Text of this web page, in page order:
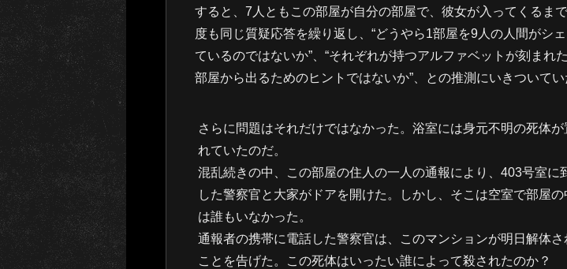
すると、7人ともこの部屋が自分の部屋で、彼女が入ってくるま
度も同じ質疑応答を繰り返し、“どうやら1部屋を9人の人間がシ
ているのではないか”、“それぞれが持つアルファベットが刻まれ
部屋から出るためのヒントではないか”、との推測にいきついてい
さらに問題はそれだけではなかった。浴室には身元不明の死体が
れていたのだ。
混乱続きの中、この部屋の住人の一人の通報により、403号室に
した警察官と大家がドアを開けた。しかし、そこは空室で部屋の
は誰もいなかった。
通報者の携帯に電話した警察官は、このマンションが明日解体さ
ことを告げた。この死体はいったい誰によって殺されたのか？